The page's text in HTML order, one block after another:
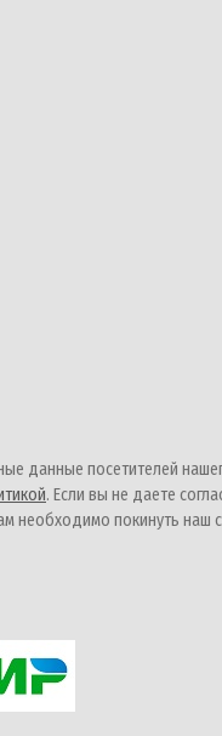
данные посетителей
. Если вы не даете
необходимо покинуть наш